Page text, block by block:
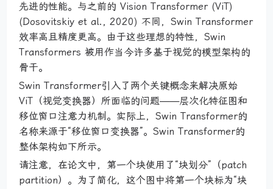
先进的性能。与之前的 Vision Transformer (ViT)
(Dosovitskiy et al., 2020) 不同，Swin Transformer
效率高且精度更高。由于这些理想的特性，Swin
Transformers 被用作当今许多基于视觉的模型架构的
骨干。
Swin Transformer引入了两个关键概念来解决原始
ViT（视觉变换器）所面临的问题——层次化特征图和
移位窗口注意力机制。实际上，Swin Transformer的
名称来源于“移位窗口变换器”。Swin Transformer的
整体架构如下所示。
请注意，在论文中，第一个块使用了“块划分”（patch
partition）。为了简化，这个图中将第一个块标为“块